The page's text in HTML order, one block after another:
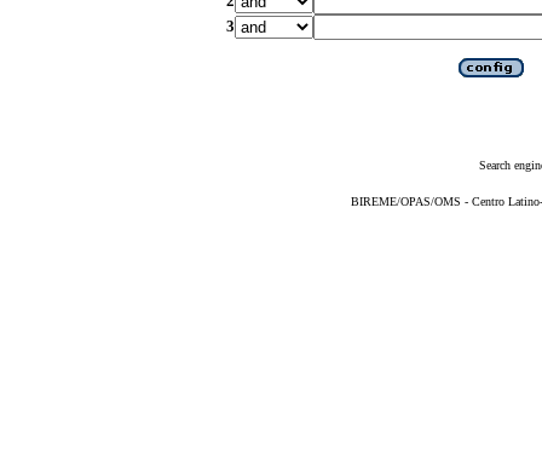
3
Search
BIREME/OPAS/OMS - Centro Latino-